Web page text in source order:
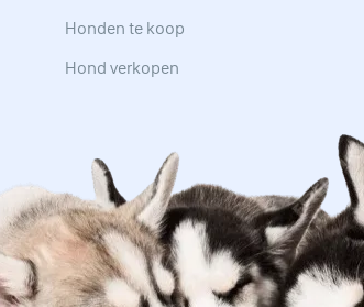
Honden te koop
Hond verkopen